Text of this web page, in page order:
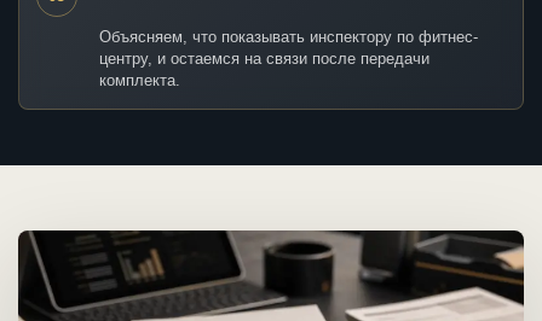
Объясняем, что показывать инспектору по фитнес-
центру, и остаемся на связи после передачи
комплекта.